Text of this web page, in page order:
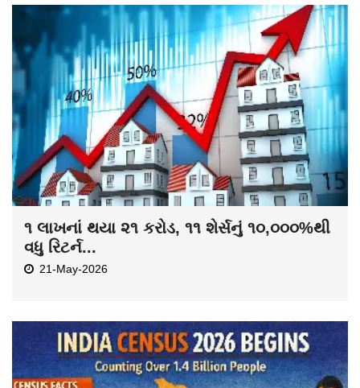
૧ લાખનાં થયા ૨૧ કરોડ, ૧૧ શેર્સનું ૧૦,૦૦૦%થી
વધુ રિટર્ન...
21-May-2026